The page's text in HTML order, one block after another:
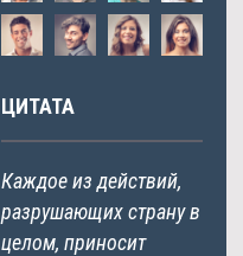
ЦИТАТА
Каждое из действий,
разрушающих страну в
целом, приносит